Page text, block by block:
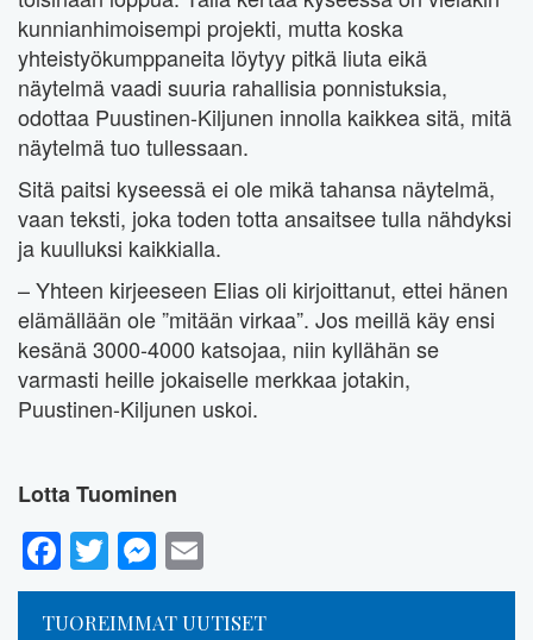
kunnianhimoisempi projekti, mutta koska
yhteistyökumppaneita löytyy pitkä liuta eikä
näytelmä vaadi suuria rahallisia ponnistuksia,
odottaa Puustinen-Kiljunen innolla kaikkea sitä, mitä
näytelmä tuo tullessaan.
Sitä paitsi kyseessä ei ole mikä tahansa näytelmä,
vaan teksti, joka toden totta ansaitsee tulla nähdyksi
ja kuulluksi kaikkialla.
– Yhteen kirjeeseen Elias oli kirjoittanut, ettei hänen
elämällään ole ”mitään virkaa”. Jos meillä käy ensi
kesänä 3000-4000 katsojaa, niin kyllähän se
varmasti heille jokaiselle merkkaa jotakin,
Puustinen-Kiljunen uskoi.
Lotta Tuominen
Facebook
TwitterMessenger
TUOREIMMAT UUTISET